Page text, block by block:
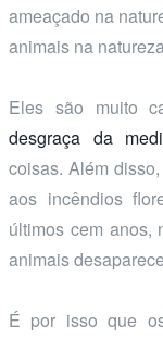
ameaçado na
animais na
Eles são muito
desgraça da
coisas. Além
aos incêndios
últimos cem anos,
animais
É por isso que